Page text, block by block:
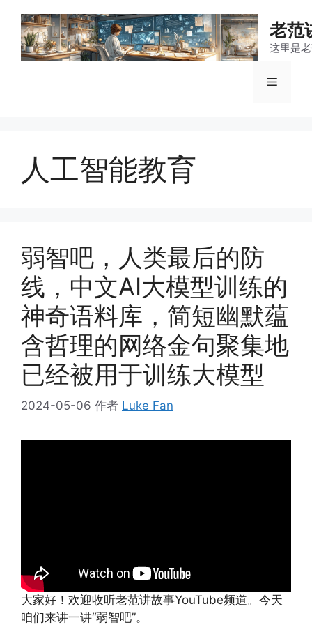
老范
这里是
菜
人工智能教育
弱智吧，人类最后的防
线，中文AI大模型训练的
神奇语料库，简短幽默蕴
含哲理的网络金句聚集地
已经被用于训练大模型
2024-05-06 作者 Luke Fan
大家好！欢迎收听老范讲故事YouTube频道。今天
咱们来讲一讲“弱智吧”。